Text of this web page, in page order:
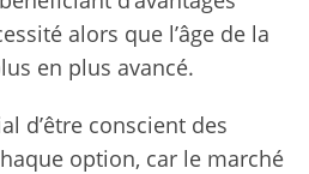
alors que l’âge de la
en plus avancé.
d’être conscient des
option, car le marché